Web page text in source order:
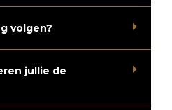
volgen?
jullie de